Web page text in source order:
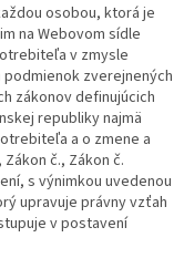
osobou, ktorá je
na Webovom sídle
v zmysle
zverejnených
zákonov definujúcich
republiky najmä
a o zmene a
č., Zákon č.
s výnimkou uvedenou
upravuje právny vzťah
v postavení